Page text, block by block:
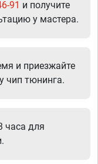
91 и получите
у мастера.
и приезжайте
чип тюнинга.
часа для